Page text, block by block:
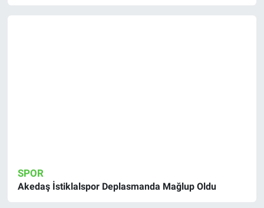
SPOR
Akedaş İstiklalspor Deplasmanda Mağlup Oldu